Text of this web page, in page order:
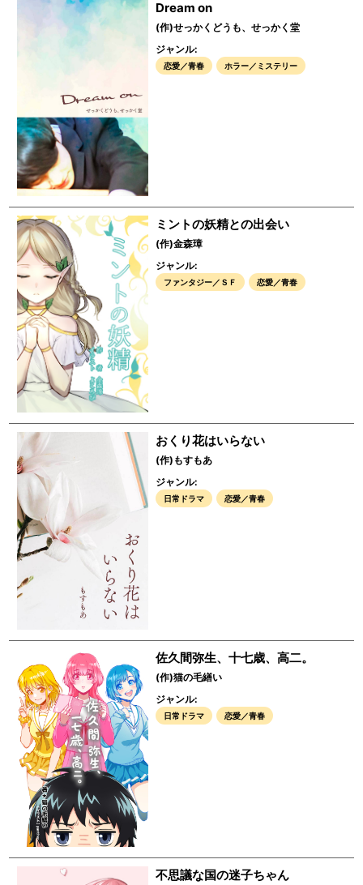
Dream on
(作)せっかくどうも、せっかく堂
ジャンル:
恋愛／青春 ホラー／ミステリー
ミントの妖精との出会い
(作)金森璋
ジャンル:
ファンタジー／ＳＦ 恋愛／青春
おくり花はいらない
(作)もすもあ
ジャンル:
日常ドラマ 恋愛／青春
佐久間弥生、十七歳、高二。
(作)猫の毛繕い
ジャンル:
日常ドラマ 恋愛／青春
不思議な国の迷子ちゃん